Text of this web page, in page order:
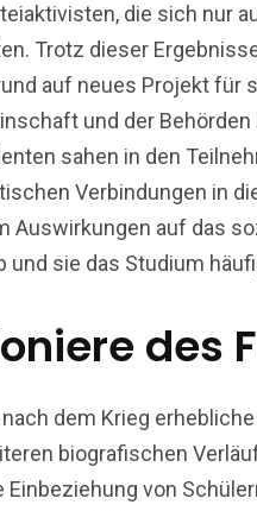
die sich nur
Trotz dieser
auf neues Projekt für
und der
sahen in den
Verbindungen in
auf das
und sie das Studium
des
dem Krieg
biografischen
von